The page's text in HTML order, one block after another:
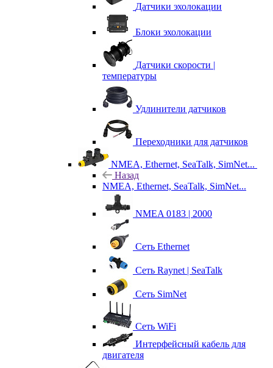
Датчики эхолокации
Блоки эхолокации
Датчики скорости |
температуры
Удлинители датчиков
Переходники для датчиков
NMEA, Ethernet, SeaTalk, SimNet...
Назад
NMEA, Ethernet, SeaTalk, SimNet...
NMEA 0183 | 2000
Сеть Ethernet
Сеть Raynet | SeaTalk
Сеть SimNet
Сеть WiFi
Интерфейсный кабель для
двигателя